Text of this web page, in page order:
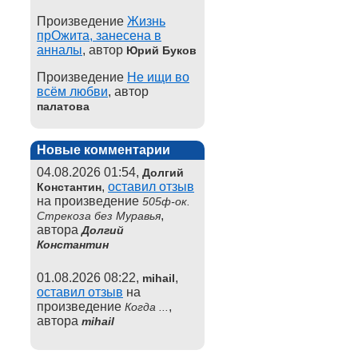
Произведение Жизнь
прОжита, занесена в
анналы, автор Юрий Буков
Произведение Не ищи во
всём любви, автор
палатова
Новые комментарии
04.08.2026 01:54, Долгий
Константин, оставил отзыв
на произведение 505ф-ок.
Стрекоза без Муравья,
автораДолгий
Константин
01.08.2026 08:22, mihail,
оставил отзыв на
произведение Когда ... ,
автора mihail